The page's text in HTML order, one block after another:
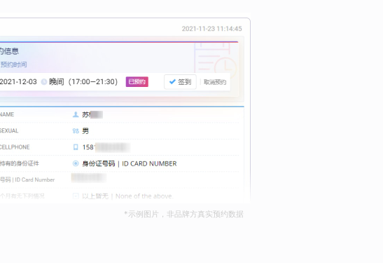
*示例图片，非品牌方真实预约数据